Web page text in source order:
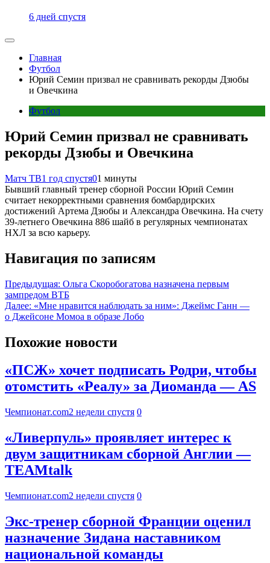
6 дней спустя
Главная
Футбол
Юрий Семин призвал не сравнивать рекорды Дзюбы
и Овечкина
Футбол
Юрий Семин призвал не сравнивать
рекорды Дзюбы и Овечкина
Матч ТВ1 год спустя01 минуты
Бывший главный тренер сборной России Юрий Семин
считает некорректными сравнения бомбардирских
достижений Артема Дзюбы и Александра Овечкина. На счету
39‑летнего Овечкина 886 шайб в регулярных чемпионатах
НХЛ за всю карьеру.
Навигация по записям
Предыдущая: Ольга Скоробогатова назначена первым
зампредом ВТБ
Далее: «Мне нравится наблюдать за ним»: Джеймс Ганн —
о Джейсоне Момоа в образе Лобо
Похожие новости
«ПСЖ» хочет подписать Родри, чтобы
отомстить «Реалу» за Диоманда — AS
Чемпионат.com2 недели спустя 0
«Ливерпуль» проявляет интерес к
двум защитникам сборной Англии —
TEAMtalk
Чемпионат.com2 недели спустя 0
Экс-тренер сборной Франции оценил
назначение Зидана наставником
национальной команды